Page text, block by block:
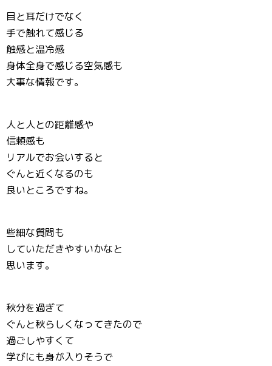
目と耳だけでなく
手で触れて感じる
触感と温冷感
身体全身で感じる空気感も
大事な情報です。
人と人との距離感や
信頼感も
リアルでお会いすると
ぐんと近くなるのも
良いところですね。
些細な質問も
していただきやすいかなと
思います。
秋分を過ぎて
ぐんと秋らしくなってきたので
過ごしやすくて
学びにも身が入りそうで